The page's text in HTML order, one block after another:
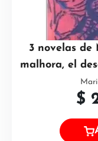
3 novelas de
malhora, el
$